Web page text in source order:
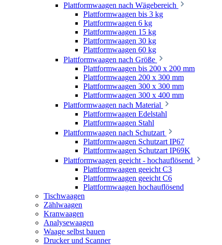
Plattformwaagen nach Wägebereich
Plattformwaagen bis 3 kg
Plattformwaagen 6 kg
Plattformwaagen 15 kg
Plattformwaagen 30 kg
Plattformwaagen 60 kg
Plattformwaagen nach Größe
Plattformwaagen bis 200 x 200 mm
Plattformwaagen 200 x 300 mm
Plattformwaagen 300 x 300 mm
Plattformwaagen 300 x 400 mm
Plattformwaagen nach Material
Plattformwaagen Edelstahl
Plattformwaagen Stahl
Plattformwaagen nach Schutzart
Plattformwaagen Schutzart IP67
Plattformwaagen Schutzart IP69K
Plattformwaagen geeicht - hochauflösend
Plattformwaagen geeicht C3
Plattformwaagen geeicht C6
Plattformwaagen hochauflösend
Tischwaagen
Zählwaagen
Kranwaagen
Analysewaagen
Waage selbst bauen
Drucker und Scanner